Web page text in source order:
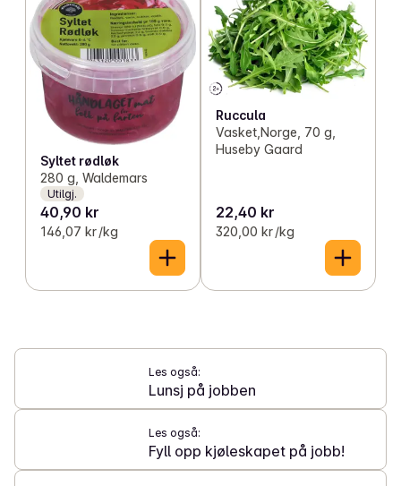
Syltet rødløk
280 g, Waldemars
Utilgj.
40,90 kr
146,07 kr /kg
Ruccula
Vasket,Norge, 70 g,
Huseby Gaard
22,40 kr
320,00 kr /kg
Les også:
Lunsj på jobben
Les også:
Fyll opp kjøleskapet på jobb!